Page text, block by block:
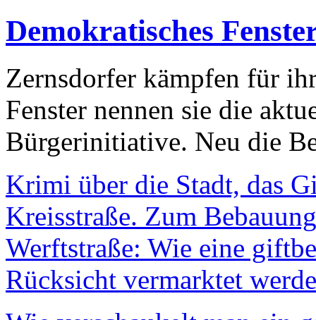
Demokratisches
Zernsdorfer kämpfen für
Fenster nennen sie die
Bürgerinitiative. Neu die
Krimi über die Stadt, das
Kreisstraße. Zum
Werftstraße: Wie eine
Rücksicht vermarktet